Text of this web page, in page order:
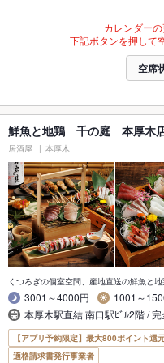
カレンダーの
下記ボタンを押して
空席
鮮魚と地鶏 千の庭 本厚木
居酒屋 本厚木
くつろぎの個室空間、産地直送の鮮魚と
3001～4000円
1001～
本厚木駅直結 南口駅ﾋﾞﾙ2階 /
【アプリ予約限定】最大800ポイント還
適格請求書発行事業者